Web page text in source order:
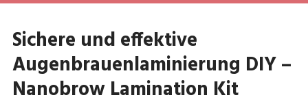
Sichere und effektive
Augenbrauenlaminierung DIY –
Nanobrow Lamination Kit